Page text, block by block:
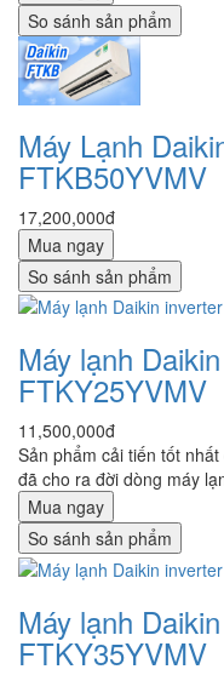
So sánh sản phẩm
Máy Lạnh
FTKB50YVMV
17,200,000đ
Mua ngay
So sánh sản phẩm
Máy lạnh
FTKY25YVMV
11,500,000đ
Sản phẩm cải tiến tốt
đã cho ra đời dòng máy
Mua ngay
So sánh sản phẩm
Máy lạnh
FTKY35YVMV